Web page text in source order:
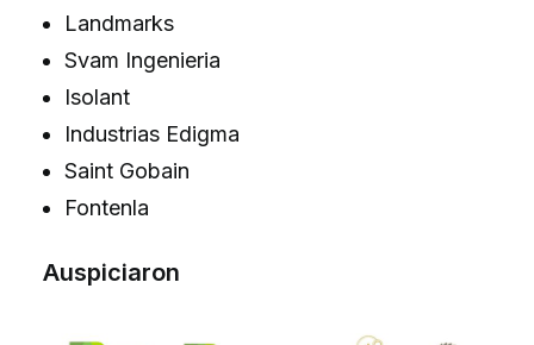
Landmarks
Svam Ingenieria
Isolant
Industrias Edigma
Saint Gobain
Fontenla
Auspiciaron